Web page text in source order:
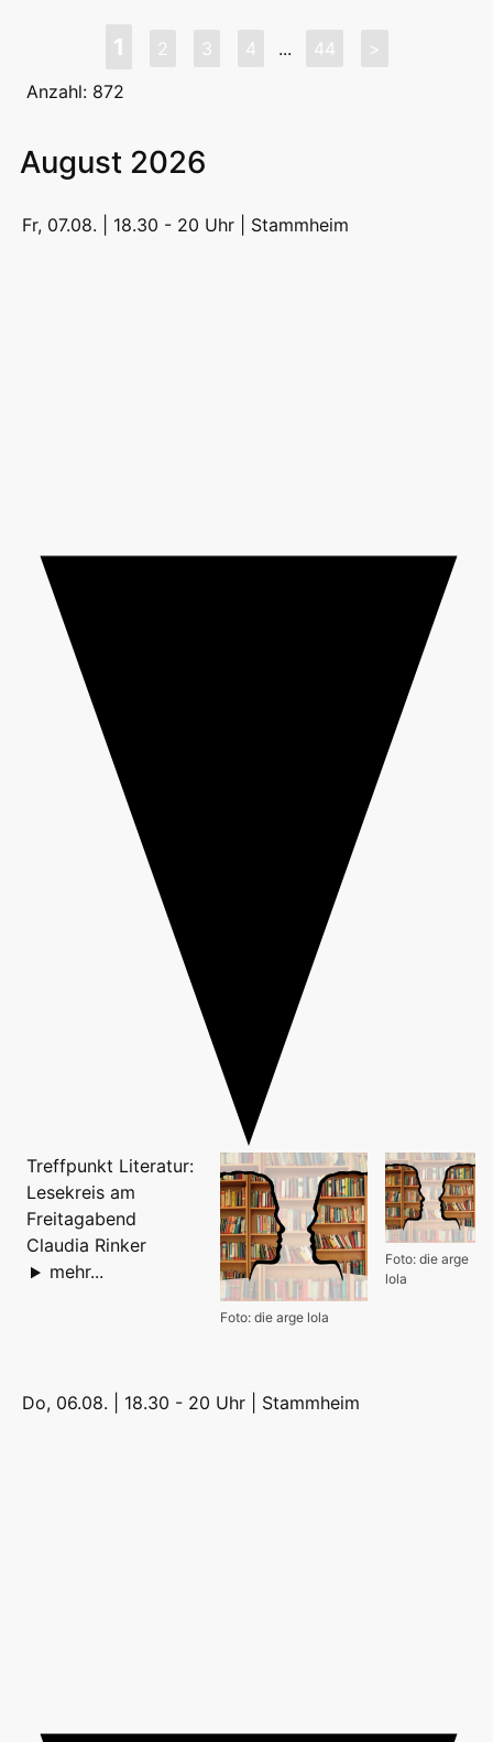
1 2 3 4 ... 44
>
Anzahl: 872
August 2026
Fr, 07.08. | 18.30 - 20 Uhr | Stammheim
Foto: die arge
lola
Foto: die arge lola
Treffpunkt Literatur:
Lesekreis am
Freitagabend
Claudia Rinker
mehr...
Do, 06.08. | 18.30 - 20 Uhr | Stammheim